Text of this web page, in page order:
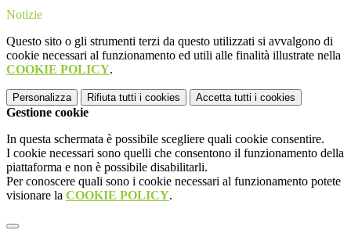
Notizie
Questo sito o gli strumenti terzi da questo utilizzati si avvalgono di
cookie necessari al funzionamento ed utili alle finalità illustrate nella
COOKIE POLICY.
Personalizza Rifiuta tutti i cookies Accetta tutti i cookies
Gestione cookie
In questa schermata è possibile scegliere quali cookie consentire.
I cookie necessari sono quelli che consentono il funzionamento della
piattaforma e non è possibile disabilitarli.
Per conoscere quali sono i cookie necessari al funzionamento potete
visionare la COOKIE POLICY.